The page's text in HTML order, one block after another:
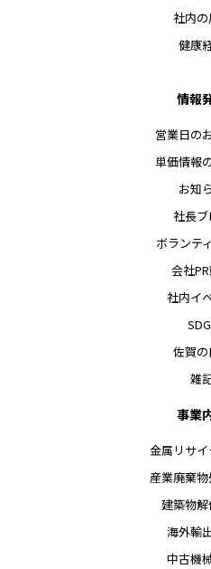
社内
健康
情報
営業日の
単価情報
お知
社長
ボランテ
会社
社内イ
佐賀
雑
事業
金属リサ
産業廃棄
建築物
海外輸
中古機